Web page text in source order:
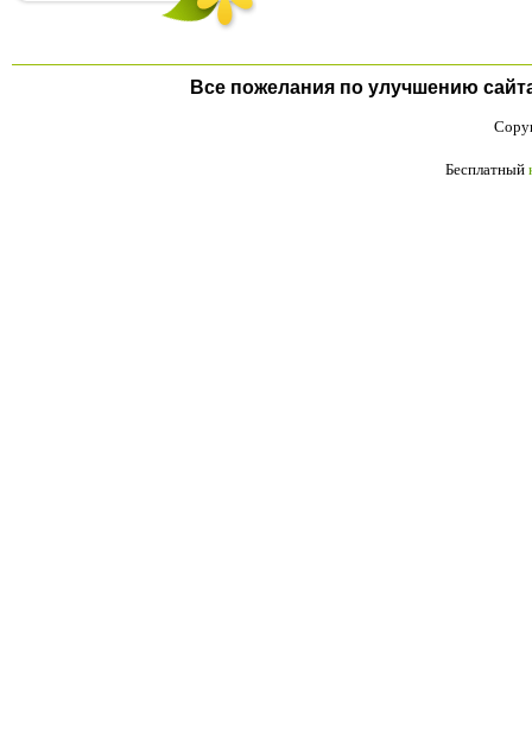
Все пожелания по улучшению
Бесплатный